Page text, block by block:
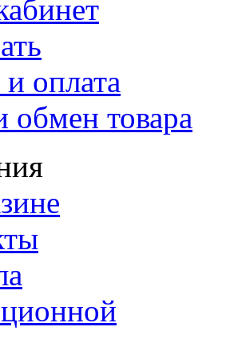
оплата
обмен товара